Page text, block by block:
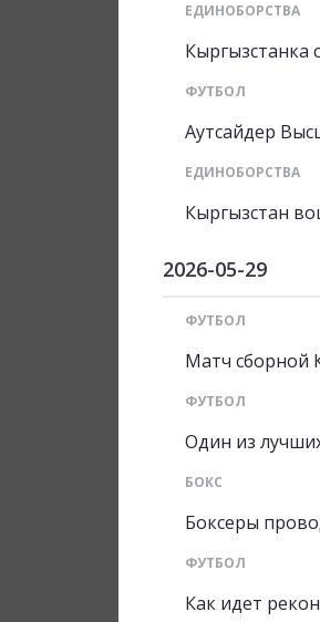
ЕДИНОБОРСТВА
Кыргызстанка
ФУТБОЛ
Аутсайдер
ЕДИНОБОРСТВА
Кыргызстан
2026-05-29
ФУТБОЛ
Матч сборной
ФУТБОЛ
Один из
БОКС
Боксеры
ФУТБОЛ
Как идет